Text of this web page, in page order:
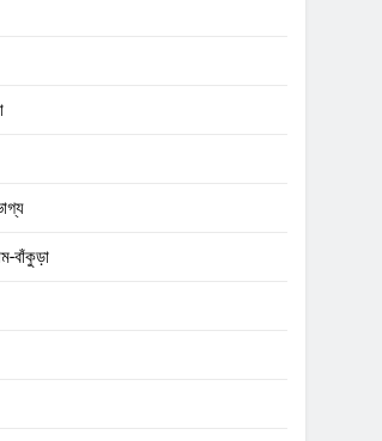
বাঁকুড়া